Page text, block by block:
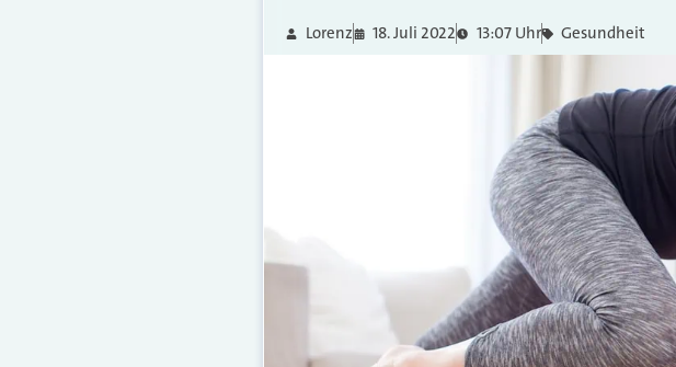
Lorenz 18. Juli 2022 13:07 Uhr Gesundheit